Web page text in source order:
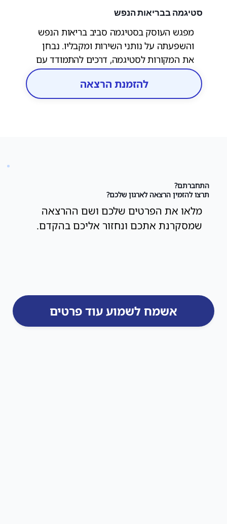
סטיגמה בבריאות הנפש
מפגש העוסק בסטיגמה סביב בריאות הנפש
והשפעתה על נותני השירות ומקבליו. נבחן
את המקורות לסטיגמה, דרכים להתמודד עם
דעות קדומות במערכת השירות, וכיצד לקדם
סביבת עבודה מקבלת ומכילה יותר.
להזמנת הרצאה
אשמח לשמוע עוד פרטים
התחברתם?
תרצו להזמין הרצאה לארגון שלכם?
מלאו את הפרטים שלכם ושם ההרצאה
שמסקרנת אתכם ונחזור אליכם בהקדם.